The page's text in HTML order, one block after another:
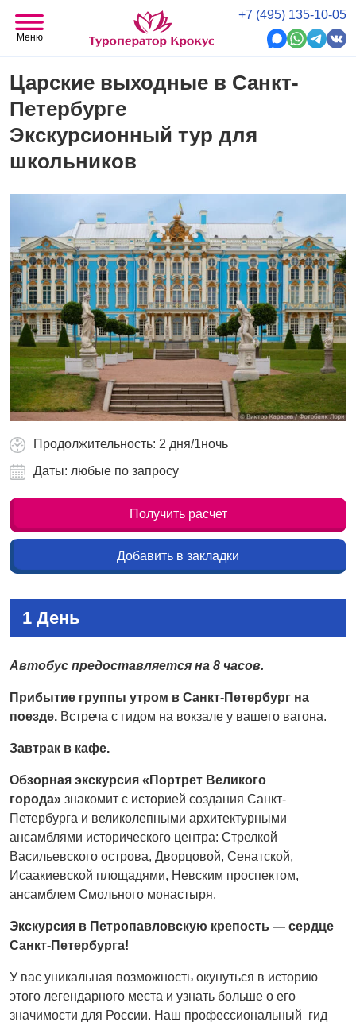
+7 (495) 135-10-05
Меню
Царские выходные в Санкт-
Петербурге
Экскурсионный тур для
школьников
Продолжительность: 2 дня/1ночь
Даты: любые по запросу
Получить расчет
Добавить в закладки
1 День
Автобус предоставляется на 8 часов.
Прибытие группы утром в Санкт-Петербург на
поезде. Встреча с гидом на вокзале у вашего вагона.
Завтрак в кафе.
Обзорная экскурсия «Портрет Великого
города» знакомит с историей создания Санкт-
Петербурга и великолепными архитектурными
ансамблями исторического центра: Стрелкой
Васильевского острова, Дворцовой, Сенатской,
Исаакиевской площадями, Невским проспектом,
ансамблем Смольного монастыря.
Экскурсия в Петропавловскую крепость — сердце
Санкт-Петербурга!
У вас уникальная возможность окунуться в историю
этого легендарного места и узнать больше о его
значимости для России. Наш профессиональный гид